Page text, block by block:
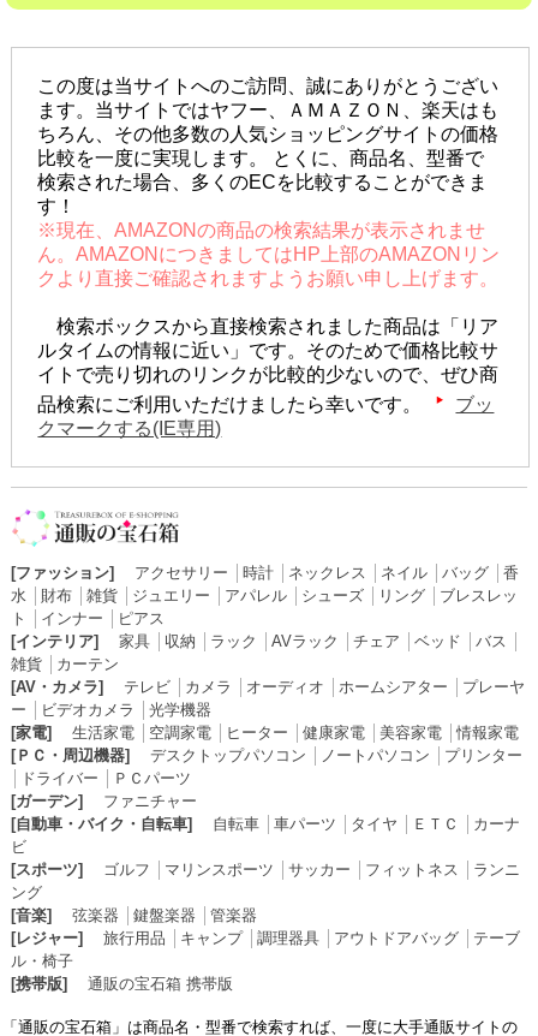
この度は当サイトへのご訪問、誠にありがとうござい
ます。当サイトではヤフー、ＡＭＡＺＯＮ、楽天はも
ちろん、その他多数の人気ショッピングサイトの価格
比較を一度に実現します。 とくに、商品名、型番で
検索された場合、多くのECを比較することができま
す！
※現在、AMAZONの商品の検索結果が表示されませ
ん。AMAZONにつきましてはHP上部のAMAZONリン
クより直接ご確認されますようお願い申し上げます。
検索ボックスから直接検索されました商品は「リア
ルタイムの情報に近い」です。そのためで価格比較サ
イトで売り切れのリンクが比較的少ないので、ぜひ商
品検索にご利用いただけましたら幸いです。
ブッ
クマークする(IE専用)
[ファッション] アクセサリー 時計│ ネックレス ネイル│ バッグ│ 香
水
財布│ 雑貨│ ジュエリー アパレル│ シューズ│ リング│ ブレスレッ
ト
インナー
ピアス
[インテリア]
家具│ 収納 ラック AVラック チェア ベッド バス
雑貨│ カーテン
[AV・カメラ]
テレビ│ カメラ オーディオ ホームシアター
プレーヤ
ー
ビデオカメラ
光学機器
[家電]
生活家電│ 空調家電│ ヒーター 健康家電│ 美容家電│情報家電
[ＰＣ・周辺機器]
デスクトップパソコン ノートパソコン
プリンター
ドライバー
ＰＣパーツ
[ガーデン]
ファニチャー
[自動車・バイク・自転車]
自転車│ 車パーツ タイヤ ＥＴＣ
カーナ
ビ
[スポーツ]
ゴルフ マリンスポーツ サッカー フィットネス
ランニ
ング
[音楽]
弦楽器 鍵盤楽器
管楽器
[レジャー]
旅行用品 キャンプ│ 調理器具│ アウトドアバッグ│ テーブ
ル・椅子
[携帯版]
通販の宝石箱 携帯版
「通販の宝石箱」は商品名・型番で検索すれば、一度に大手通販サイトの